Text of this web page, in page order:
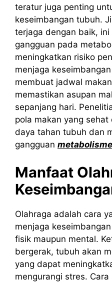
teratur juga penting
keseimbangan tubuh.
terjaga dengan baik,
gangguan pada
meningkatkan risiko
menjaga
membuat jadwal
memastikan asupan
sepanjang hari.
pola makan yang
daya tahan tubuh dan
gangguan metabolisme
Manfaat
Olahraga adalah cara
menjaga
fisik maupun mental.
bergerak, tubuh akan
yang dapat
mengurangi stres.